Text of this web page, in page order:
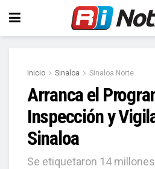
Inicio Sinaloa Sinaloa Norte
Arranca el
Inspección y
Sinaloa
Se etiquetaron 14